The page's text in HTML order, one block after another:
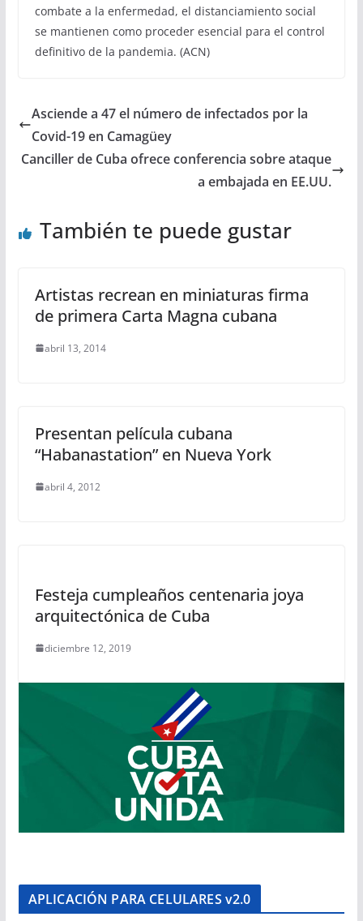
combate a la enfermedad, el distanciamiento social
se mantienen como proceder esencial para el control
definitivo de la pandemia. (ACN)
Asciende a 47 el número de infectados por la
Covid-19 en Camagüey
Canciller de Cuba ofrece conferencia sobre ataque
a embajada en EE.UU.
También te puede gustar
Artistas recrean en miniaturas firma
de primera Carta Magna cubana
abril 13, 2014
Presentan película cubana
“Habanastation” en Nueva York
abril 4, 2012
Festeja cumpleaños centenaria joya
arquitectónica de Cuba
diciembre 12, 2019
APLICACIÓN PARA CELULARES v2.0